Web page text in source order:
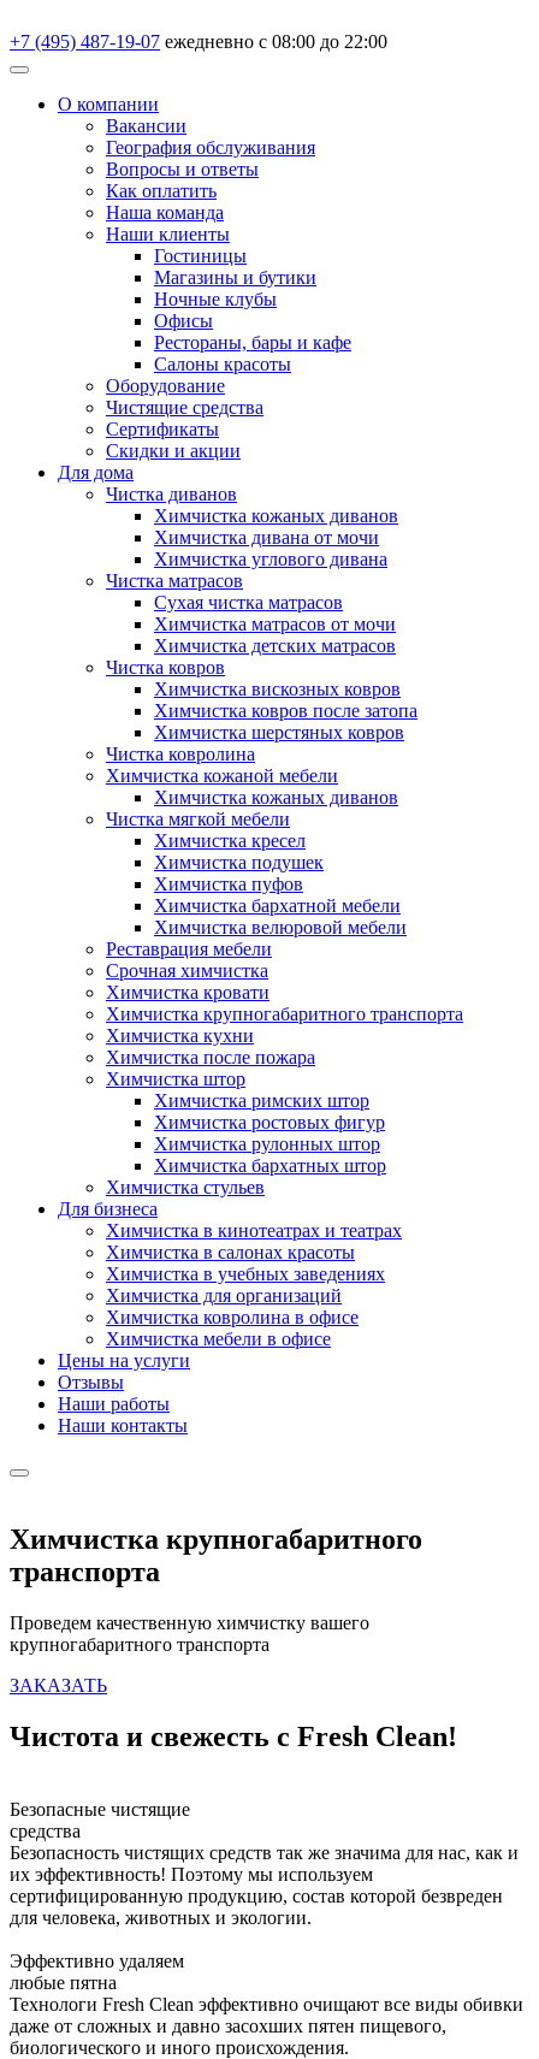
+7 (495) 487-19-07 ежедневно с 08:00 до 22:00
О компании
Вакансии
География обслуживания
Вопросы и ответы
Как оплатить
Наша команда
Наши клиенты
Гостиницы
Магазины и бутики
Ночные клубы
Офисы
Рестораны, бары и кафе
Салоны красоты
Оборудование
Чистящие средства
Сертификаты
Скидки и акции
Для дома
Чистка диванов
Химчистка кожаных диванов
Химчистка дивана от мочи
Химчистка углового дивана
Чистка матрасов
Сухая чистка матрасов
Химчистка матрасов от мочи
Химчистка детских матрасов
Чистка ковров
Химчистка вискозных ковров
Химчистка ковров после затопа
Химчистка шерстяных ковров
Чистка ковролина
Химчистка кожаной мебели
Химчистка кожаных диванов
Чистка мягкой мебели
Химчистка кресел
Химчистка подушек
Химчистка пуфов
Химчистка бархатной мебели
Химчистка велюровой мебели
Реставрация мебели
Срочная химчистка
Химчистка кровати
Химчистка крупногабаритного транспорта
Химчистка кухни
Химчистка после пожара
Химчистка штор
Химчистка римских штор
Химчистка ростовых фигур
Химчистка рулонных штор
Химчистка бархатных штор
Химчистка стульев
Для бизнеса
Химчистка в кинотеатрах и театрах
Химчистка в салонах красоты
Химчистка в учебных заведениях
Химчистка для организаций
Химчистка ковролина в офисе
Химчистка мебели в офисе
Цены на услуги
Отзывы
Наши работы
Наши контакты
Химчистка крупногабаритного
транспорта
Проведем качественную химчистку вашего
крупногабаритного транспорта
ЗАКАЗАТЬ
Чистота и свежесть с Fresh Clean!
Безопасные чистящие
средства
Безопасность чистящих средств так же значима для нас, как и
их эффективность! Поэтому мы используем
сертифицированную продукцию, состав которой безвреден
для человека, животных и экологии.
Эффективно удаляем
любые пятна
Технологи Fresh Clean эффективно очищают все виды обивки
даже от сложных и давно засохших пятен пищевого,
биологического и иного происхождения.